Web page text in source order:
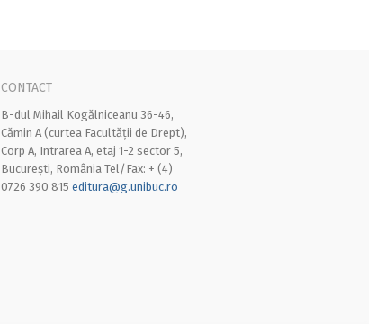
CONTACT
B-dul Mihail Kogălniceanu 36-46,
Cămin A (curtea Facultății de Drept),
Corp A, Intrarea A, etaj 1-2 sector 5,
București, România Tel/Fax: + (4)
0726 390 815 editura@g.unibuc.ro